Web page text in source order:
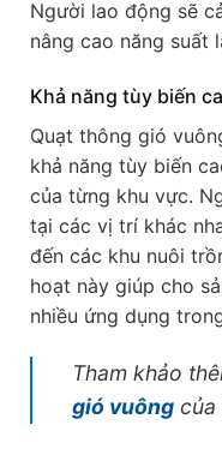
Người lao động sẽ
nâng cao năng suất
Khả năng tùy biến
Quạt thông gió
khả năng tùy biến
của từng khu vực.
tại các vị trí khác
đến các khu nuôi
hoạt này giúp cho
nhiều ứng dụng
Tham khảo
gió vuông của